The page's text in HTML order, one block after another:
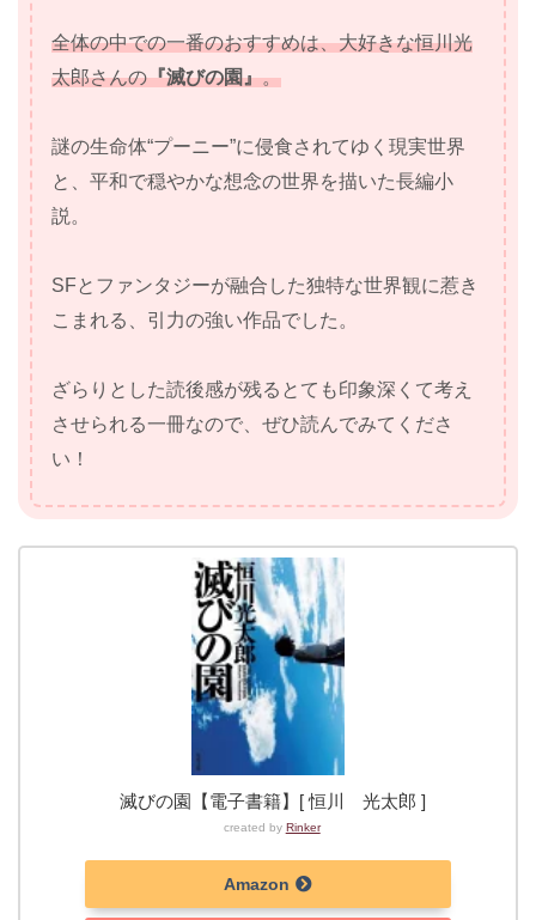
全体の中での一番のおすすめは、大好きな恒川光
太郎さんの『滅びの園』。
謎の生命体“プーニー”に侵食されてゆく現実世界
と、平和で穏やかな想念の世界を描いた長編小
説。
SFとファンタジーが融合した独特な世界観に惹き
こまれる、引力の強い作品でした。
ざらりとした読後感が残るとても印象深くて考え
させられる一冊なので、ぜひ読んでみてくださ
い！
滅びの園【電子書籍】[ 恒川 光太郎 ]
created by Rinker
Amazon